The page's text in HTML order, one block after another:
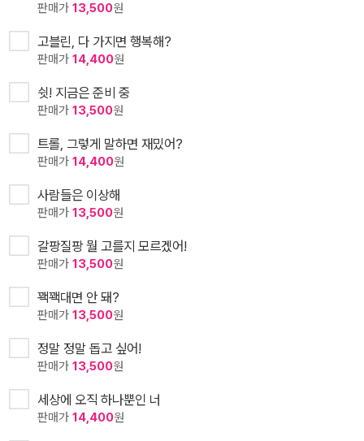
판매가 13,500원
고블린, 다 가지면 행복해?
판매가 14,400원
쉿! 지금은 준비 중
판매가 13,500원
트롤, 그렇게 말하면 재밌어?
판매가 14,400원
사람들은 이상해
판매가 13,500원
갈팡질팡 뭘 고를지 모르겠어!
판매가 13,500원
꽥꽥대면 안 돼?
판매가 13,500원
정말 정말 돕고 싶어!
판매가 13,500원
세상에 오직 하나뿐인 너
판매가 14,400원